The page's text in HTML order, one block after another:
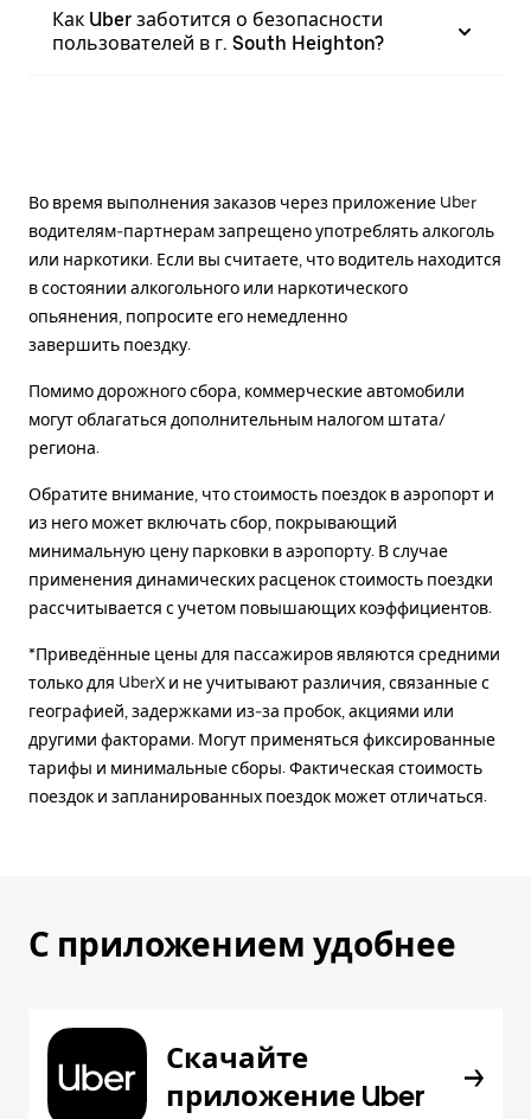
Как Uber заботится о безопасности
пользователей в г. South Heighton?
Во время выполнения заказов через приложение Uber
водителям-партнерам запрещено употреблять алкоголь
или наркотики. Если вы считаете, что водитель находится
в состоянии алкогольного или наркотического
опьянения, попросите его немедленно
завершить поездку.
Помимо дорожного сбора, коммерческие автомобили
могут облагаться дополнительным налогом штата/
региона.
Обратите внимание, что стоимость поездок в аэропорт и
из него может включать сбор, покрывающий
минимальную цену парковки в аэропорту. В случае
применения динамических расценок стоимость поездки
рассчитывается с учетом повышающих коэффициентов.
*Приведённые цены для пассажиров являются средними
только для UberX и не учитывают различия, связанные с
географией, задержками из-за пробок, акциями или
другими факторами. Могут применяться фиксированные
тарифы и минимальные сборы. Фактическая стоимость
поездок и запланированных поездок может отличаться.
С приложением удобнее
Скачайте
приложение Uber